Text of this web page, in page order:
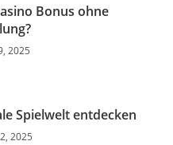
Bonus ohne
2025
Spielwelt entdecken
2025